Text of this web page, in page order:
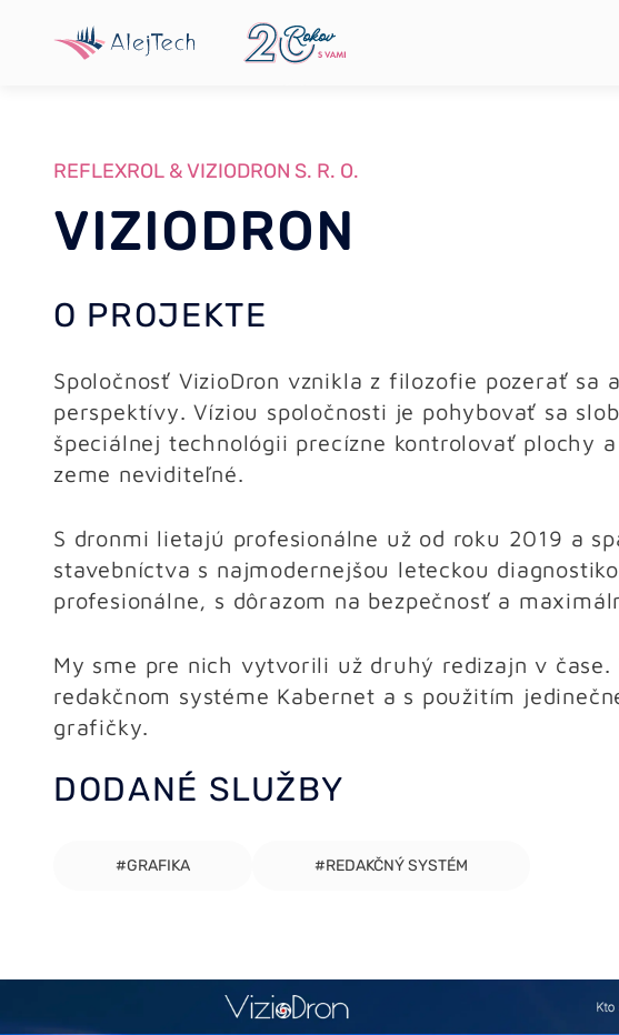
REFLEXROL & VIZIODRON S. R. O.
VIZIODRON
O PROJEKTE
Spoločnosť VizioDron vznikla z filozofie pozerať sa
perspektívy. Víziou spoločnosti je pohybovať sa
špeciálnej technológii precízne kontrolovať plochy
zeme neviditeľné.
S dronmi lietajú profesionálne už od roku 2019 a
stavebníctva s najmodernejšou leteckou
profesionálne, s dôrazom na bezpečnosť a
My sme pre nich vytvorili už druhý redizajn v
redakčnom systéme Kabernet a s použitím
grafičky.
DODANÉ SLUŽBY
#GRAFIKA #REDAKČNÝ SYSTÉM